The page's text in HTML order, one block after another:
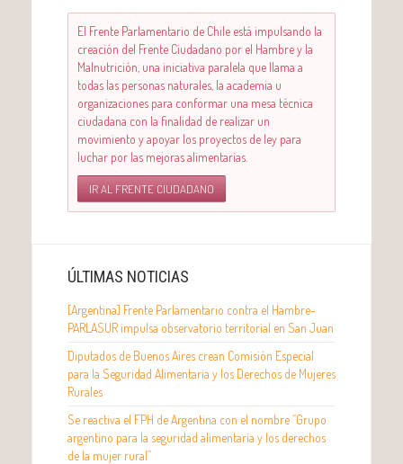
El Frente Parlamentario de Chile está impulsando la
creación del Frente Ciudadano por el Hambre y la
Malnutrición, una iniciativa paralela que llama a
todas las personas naturales, la academia u
organizaciones para conformar una mesa técnica
ciudadana con la finalidad de realizar un
movimiento y apoyar los proyectos de ley para
luchar por las mejoras alimentarias.
IR AL FRENTE CIUDADANO
ÚLTIMAS NOTICIAS
[Argentina] Frente Parlamentario contra el Hambre-
PARLASUR impulsa observatorio territorial en San Juan
Diputados de Buenos Aires crean Comisión Especial
para la Seguridad Alimentaria y los Derechos de Mujeres
Rurales
Se reactiva el FPH de Argentina con el nombre “Grupo
argentino para la seguridad alimentaria y los derechos
de la mujer rural”